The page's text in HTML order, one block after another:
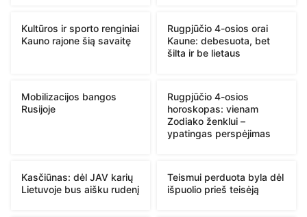
Kultūros ir sporto renginiai
Kauno rajone šią savaitę
Rugpjūčio 4-osios orai
Kaune: debesuota, bet
šilta ir be lietaus
Mobilizacijos bangos
Rusijoje
Rugpjūčio 4-osios
horoskopas: vienam
Zodiako ženklui –
ypatingas perspėjimas
Kasčiūnas: dėl JAV karių
Lietuvoje bus aišku rudenį
Teismui perduota byla dėl
išpuolio prieš teisėją